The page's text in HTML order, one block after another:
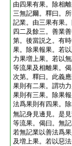
由四果有果。除相
三無記爾。釋曰。
記業。由三果有果
四二及餘三。善業
第。後當説之。有
果。除果報果。若
力果増上果。若以
等流果及相離果。
次第。釋曰。此義
果則有二果。謂功
果則有三果。除果
法爲果則有四果。
無記身見邊見。是
等流果。偈曰。無
若無記業以善法爲
及増上果。若以惡